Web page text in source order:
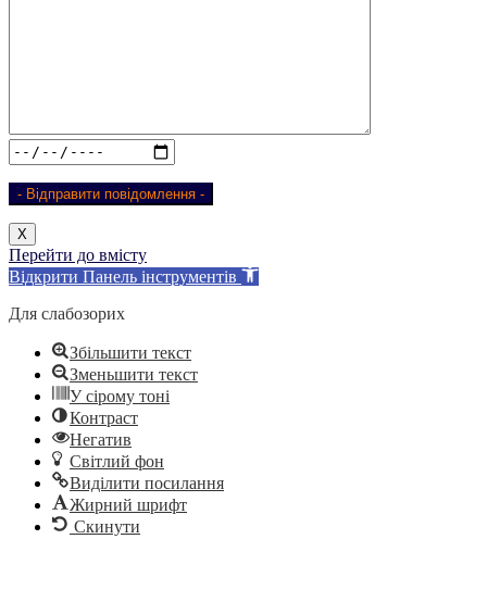
Х
Перейти до вмісту
Відкрити Панель інструментів
Для слабозорих
Збільшити текст
Зменьшити текст
У сірому тоні
Контраст
Негатив
Світлий фон
Виділити посилання
Жирний шрифт
Скинути